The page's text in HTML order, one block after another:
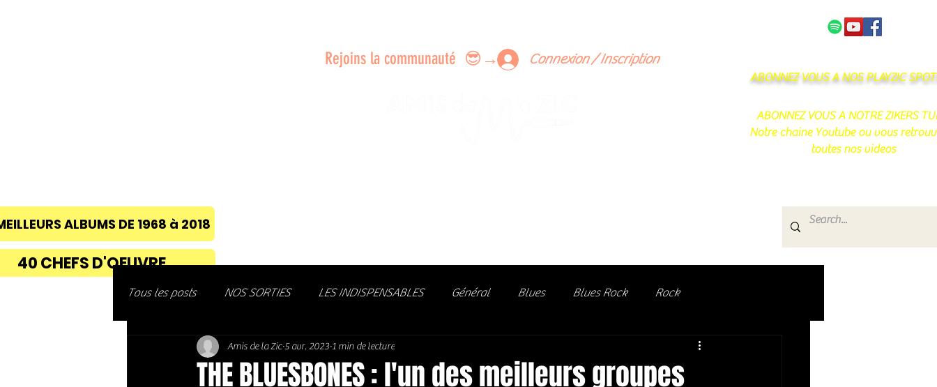
Connexion / Inscription
ABONNEZ VOUS A NOS PLAYZIC
ABONNEZ VOUS A NOTRE ZIKERS
Notre chaine Youtube ou vous
toutes nos videos
ALBUMS DE 1968 à 2018
Découvrez des artistes, vibrez aux concerts et rejoignez une communauté de passionnés !
Rejoins la communauté 😎→
40 CHEFS D'OEUVRE
Tous les posts NOS SORTIES LES INDISPENSABLES Général Blues Blues Rock Rock
Soft Rock / Folk Jazz Soul / Funk / Rhythm Blues
THE BLUESBONES : l'un des meilleurs groupes
Amis de la Zic 5 avr. 2023 1 min de lecture